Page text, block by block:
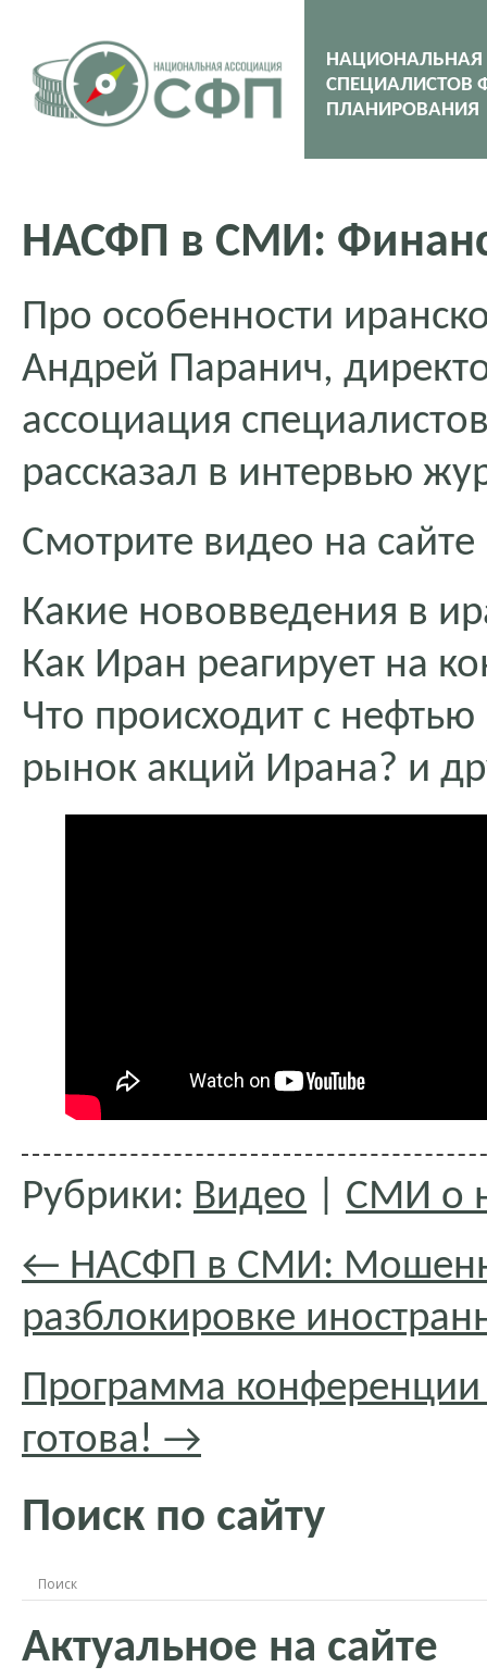
НАЦИОНАЛЬНАЯ
СПЕЦИАЛИСТОВ
ПЛАНИРОВАНИЯ
НАСФП в СМИ:
Про особенности
Андрей Паранич,
ассоциация
рассказал в интервью
Смотрите видео на
Какие нововведения в
Как Иран реагирует на
Что происходит с
рынок акций Ирана? и
Рубрики: Видео
СМИ о
← НАСФП в СМИ:
разблокировке
Программа конференции
готова! →
Поиск по сайту
Актуальное на сайте